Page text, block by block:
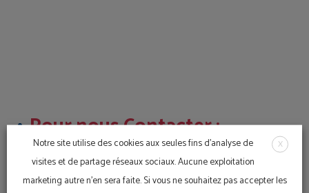
Pour nous Contacter :
01.30.07.81.07 X
Notre site utilise des cookies aux seules fins d'analyse de
visites et de partage réseaux sociaux. Aucune exploitation
marketing autre n'en sera faite. Si vous ne souhaitez pas accepter les